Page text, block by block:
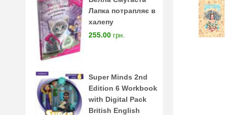
Лапка потрапляє в
халепу
255.00 грн.
Super Minds 2nd
Edition 6 Workbook
with Digital Pack
British English